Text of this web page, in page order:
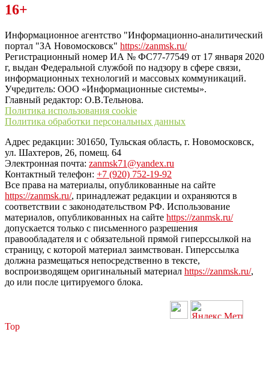
Читайте последние новости дня в Тульской области на сайте
“ЗаНовомосковск”
16+
Информационное агентство "Информационно-аналитический
портал "ЗА Новомосковск" https://zanmsk.ru/
Регистрационный номер ИА № ФС77-77549 от 17 января 2020
г, выдан Федеральной службой по надзору в сфере связи,
информационных технологий и массовых коммуникаций.
Учредитель: ООО «Информационные системы».
Главный редактор: О.В.Тельнова.
Политика использования cookie
Политика обработки персональных данных
Адрес редакции: 301650, Тульская область, г. Новомосковск,
ул. Шахтеров, 26, помещ. 64
Электронная почта: zanmsk71@yandex.ru
Контактный телефон: +7 (920) 752-19-92
Все права на материалы, опубликованные на сайте
https://zanmsk.ru/, принадлежат редакции и охраняются в
соответствии с законодательством РФ. Использование
материалов, опубликованных на сайте https://zanmsk.ru/
допускается только с письменного разрешения
правообладателя и с обязательной прямой гиперссылкой на
страницу, с которой материал заимствован. Гиперссылка
должна размещаться непосредственно в тексте,
воспроизводящем оригинальный материал https://zanmsk.ru/,
до или после цитируемого блока.
Top